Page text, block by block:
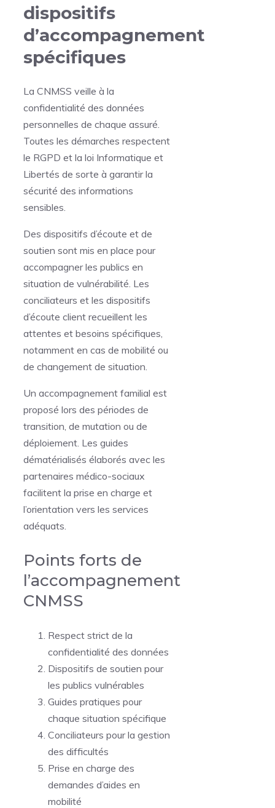
dispositifs
d’accompagnement
spécifiques
La CNMSS veille à la
confidentialité des données
personnelles de chaque assuré.
Toutes les démarches respectent
le RGPD et la loi Informatique et
Libertés de sorte à garantir la
sécurité des informations
sensibles.
Des dispositifs d’écoute et de
soutien sont mis en place pour
accompagner les publics en
situation de vulnérabilité. Les
conciliateurs et les dispositifs
d’écoute client recueillent les
attentes et besoins spécifiques,
notamment en cas de mobilité ou
de changement de situation.
Un accompagnement familial est
proposé lors des périodes de
transition, de mutation ou de
déploiement. Les guides
dématérialisés élaborés avec les
partenaires médico-sociaux
facilitent la prise en charge et
l’orientation vers les services
adéquats.
Points forts de
l’accompagnement
CNMSS
Respect strict de la
confidentialité des données
Dispositifs de soutien pour
les publics vulnérables
Guides pratiques pour
chaque situation spécifique
Conciliateurs pour la gestion
des difficultés
Prise en charge des
demandes d’aides en
mobilité